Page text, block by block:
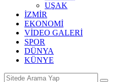
UŞAK
İZMİR
EKONOMİ
VİDEO GALERİ
SPOR
DÜNYA
KÜNYE